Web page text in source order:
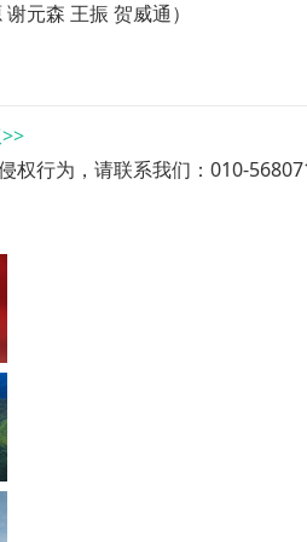
元森 王振 贺威通）
权行为，请联系我们：010-